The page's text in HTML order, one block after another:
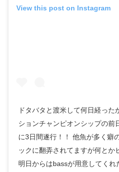
View this post on Instagram
ドタバタと渡米して何日経っ
ションチャンピオンシップの前
に3日間遂行！！ 他魚が多く癖
ックに翻弄されてますが何とか
明日からはbassが用意してく